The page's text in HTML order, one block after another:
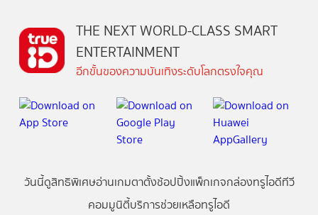
THE NEXT WORLD-CLASS SMART
ENTERTAINMENT
อีกขั้นของความบันเทิงระดับโลกตรงใจคุณ
วันนี้ดูสิทธิพิเศษอ่านเกมตาตั้งช้อปปิ้งแพ็กเกจกล่องทรูไอดีทีวี
คอมมูนิตี้บริการช่วยเหลือทรูไอดี